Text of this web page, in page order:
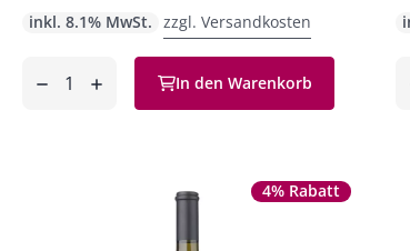
inkl. 8.1% MwSt. zzgl. Versandkosten
In den Warenkorb
4% Rabatt